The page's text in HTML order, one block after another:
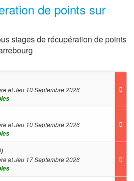
de points sur
stages de récupération de points
et Jeu 10 Septembre 2026
et Jeu 10 Septembre 2026
et Jeu 17 Septembre 2026